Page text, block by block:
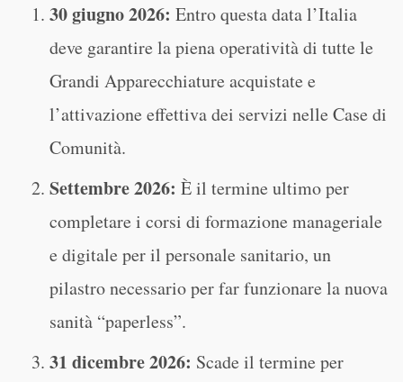
30 giugno 2026: Entro questa data l’Italia
deve garantire la piena operatività di tutte le
Grandi Apparecchiature acquistate e
l’attivazione effettiva dei servizi nelle Case di
Comunità.
Settembre 2026: È il termine ultimo per
completare i corsi di formazione manageriale
e digitale per il personale sanitario, un
pilastro necessario per far funzionare la nuova
sanità “paperless”.
31 dicembre 2026: Scade il termine per